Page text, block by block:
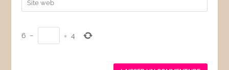
6 − = 4